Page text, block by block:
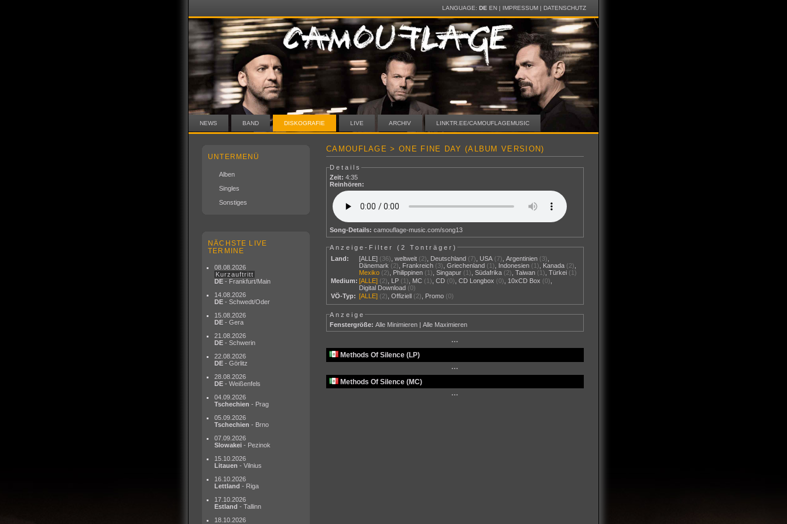
LANGUAGE: DE EN| IMPRESSUM| DATENSCHUTZ
NEWS BAND DISKOGRAFIE LIVE ARCHIV LINKTR.EE/CAMOUFLAGEMUSIC
UNTERMENÜ
Alben
Singles
Sonstiges
NÄCHSTE LIVE
TERMINE
08.08.2026
Kurzauftritt
DE - Frankfurt/Main
14.08.2026
DE - Schwedt/Oder
15.08.2026
DE - Gera
21.08.2026
DE - Schwerin
22.08.2026
DE - Görlitz
28.08.2026
DE - Weißenfels
04.09.2026
Tschechien - Prag
05.09.2026
Tschechien - Brno
07.09.2026
Slowakei - Pezinok
15.10.2026
Litauen - Vilnius
16.10.2026
Lettland - Riga
17.10.2026
Estland - Tallinn
18.10.2026
CAMOUFLAGE > ONE FINE DAY (ALBUM VERSION)
Details
Zeit: 4:35
Reinhören:
Song-Details: camouflage-music.com/song13
Anzeige-Filter (2 Tonträger)
Land:
[ALLE] (36) ,weltweit (2) Deutschland (7) USA (7) ,Argentinien (3)
Dänemark (2) Frankreich (3) ,Griechenland (1) Indonesien (1) Kanada (2)
Mexiko (2) Philippinen (1) ,Singapur (1) ,Südafrika (2) ,Taiwan (1) ,Türkei (1)
Medium: [ALLE] (2) LP (1) MC (1) ,CD (0) ,CD Longbox (0) 10xCD Box (0)
Digital Download (0)
VÖ-Typ: [ALLE] (2) ,Offiziell (2) Promo (0)
Anzeige
Fenstergröße: Alle Minimieren |Alle Maximieren
···
Methods Of Silence (LP)
···
Methods Of Silence (MC)
···